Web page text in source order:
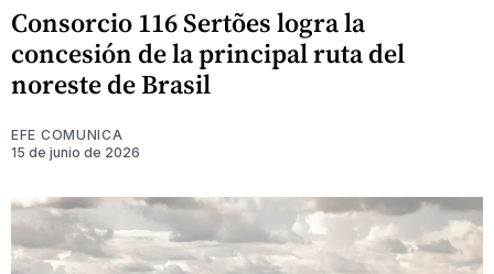
Consorcio 116 Sertões logra la
concesión de la principal ruta del
noreste de Brasil
EFE COMUNICA
15 de junio de 2026